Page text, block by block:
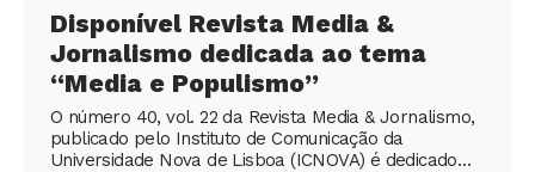
Disponível Revista Media &
Jornalismo dedicada ao tema
“Media e Populismo”
O número 40, vol. 22 da Revista Media & Jornalismo,
publicado pelo Instituto de Comunicação da
Universidade Nova de Lisboa (ICNOVA) é dedicado…